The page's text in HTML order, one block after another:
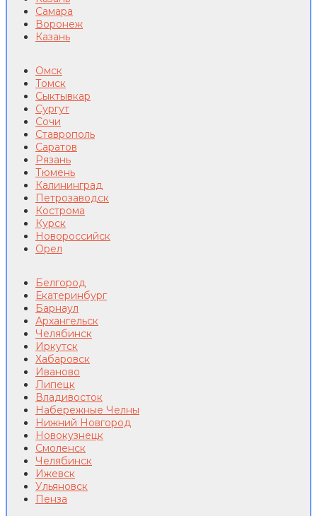
Самара
Воронеж
Казань
Омск
Томск
Сыктывкар
Сургут
Сочи
Ставрополь
Саратов
Рязань
Тюмень
Калининград
Петрозаводск
Кострома
Курск
Новороссийск
Орел
Белгород
Екатеринбург
Барнаул
Архангельск
Челябинск
Иркутск
Хабаровск
Иваново
Липецк
Владивосток
Набережные Челны
Нижний Новгород
Новокузнецк
Смоленск
Челябинск
Ижевск
Ульяновск
Пенза